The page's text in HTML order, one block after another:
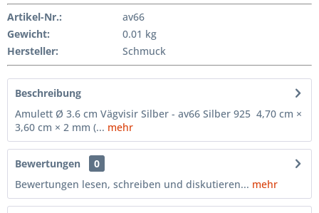
Artikel-Nr.:
av66
Gewicht:
0.01 kg
Hersteller: Schmuck
Beschreibung
Amulett Ø 3.6 cm Vägvisir Silber - av66 Silber 925 4,70 cm ×
3,60 cm × 2 mm (... mehr
Bewertungen
0
Bewertungen lesen, schreiben und diskutieren... mehr